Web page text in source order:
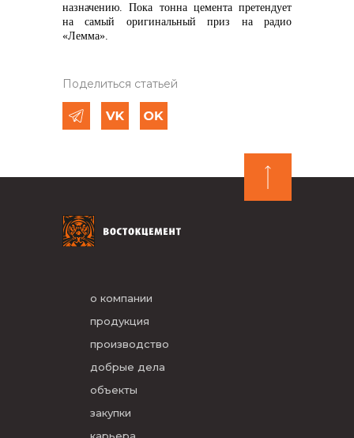
назначению. Пока тонна цемента претендует
на самый оригинальный приз на радио
«Лемма».
Поделиться статьей
о компании
продукция
производство
добрые дела
объекты
закупки